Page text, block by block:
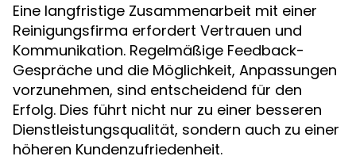
Eine langfristige Zusammenarbeit mit einer
Reinigungsfirma erfordert Vertrauen und
Kommunikation. Regelmäßige Feedback-
Gespräche und die Möglichkeit, Anpassungen
vorzunehmen, sind entscheidend für den
Erfolg. Dies führt nicht nur zu einer besseren
Dienstleistungsqualität, sondern auch zu einer
höheren Kundenzufriedenheit.